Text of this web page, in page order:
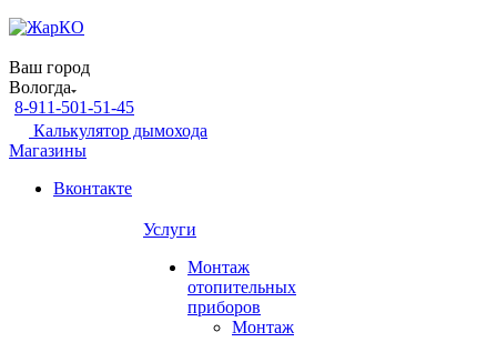
Ваш город
Вологда
8-911-501-51-45
Калькулятор дымохода
Магазины
Вконтакте
Услуги
Монтаж
отопительных
приборов
Монтаж